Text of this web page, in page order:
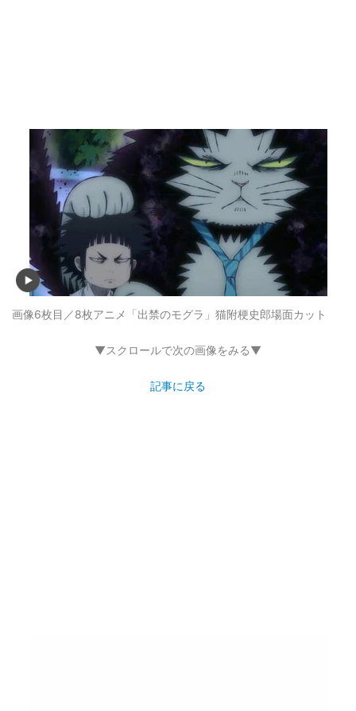
画像6枚目／8枚アニメ「出禁のモグラ」猫附梗史郎場面カット
▼スクロールで次の画像をみる▼
記事に戻る